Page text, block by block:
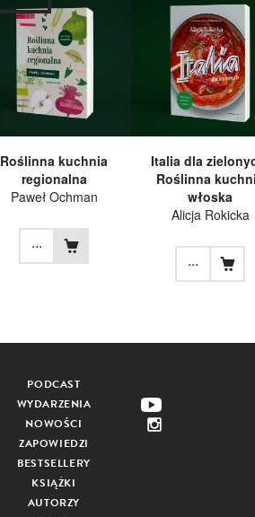
Roślinna kuchnia
regionalna
Paweł Ochman
...
Italia dla
Roślinna
włoska
Alicja Rokicka
...
PODCAST
WYDARZENIA
NOWOŚCI
ZAPOWIEDZI
BESTSELLERY
KSIĄŻKI
AUTORZY